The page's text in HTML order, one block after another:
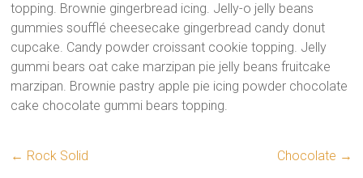
topping. Brownie gingerbread icing. Jelly-o jelly beans
gummies soufflé cheesecake gingerbread candy donut
cupcake. Candy powder croissant cookie topping. Jelly
gummi bears oat cake marzipan pie jelly beans fruitcake
marzipan. Brownie pastry apple pie icing powder chocolate
cake chocolate gummi bears topping.
← Rock Solid Chocolate →